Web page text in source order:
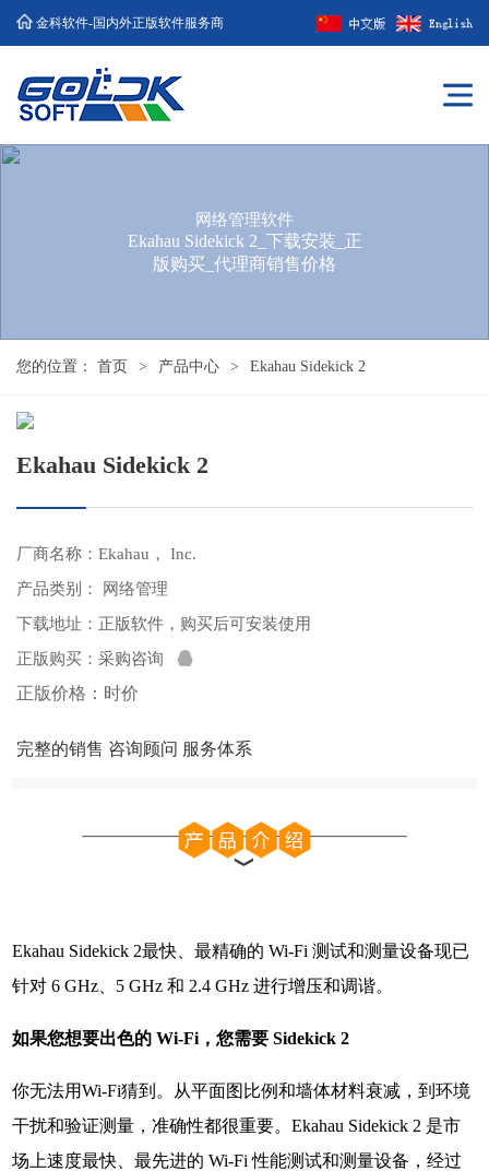
金科软件-国内外正版软件服务商
网络管理软件
Ekahau Sidekick 2_下载安装_正
版购买_代理商销售价格
您的位置： 首页 > 产品中心 > Ekahau Sidekick 2
Ekahau Sidekick 2
厂商名称：Ekahau， Inc.
产品类别： 网络管理
下载地址： 正版软件，购买后可安装使用
正版购买： 采购咨询
正版价格：时价
完整的销售 咨询顾问 服务体系
Ekahau Sidekick 2最快、最精确的 Wi-Fi 测试和测量设备现已
针对 6 GHz、5 GHz 和 2.4 GHz 进行增压和调谐。
如果您想要出色的 Wi-Fi，您需要 Sidekick 2
你无法用Wi-Fi猜到。从平面图比例和墙体材料衰减，到环境
干扰和验证测量，准确性都很重要。Ekahau Sidekick 2 是市
场上速度最快、最先进的 Wi-Fi 性能测试和测量设备，经过